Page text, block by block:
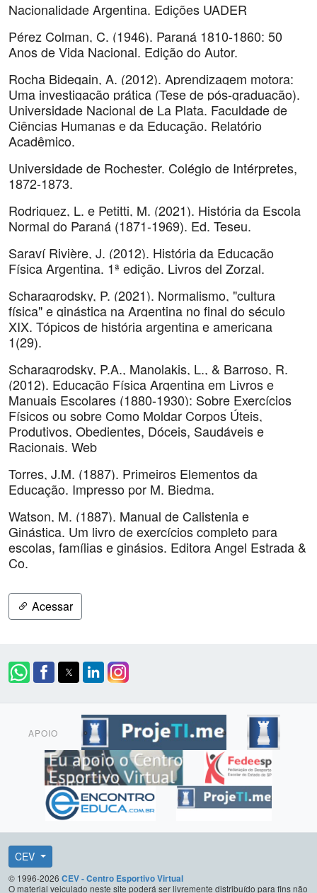
Nacionalidade Argentina. Edições UADER
Pérez Colman, C. (1946). Paraná 1810-1860: 50
Anos de Vida Nacional. Edição do Autor.
Rocha Bidegain, A. (2012). Aprendizagem motora:
Uma investigação prática (Tese de pós-graduação).
Universidade Nacional de La Plata. Faculdade de
Ciências Humanas e da Educação. Relatório
Acadêmico.
Universidade de Rochester. Colégio de Intérpretes,
1872-1873.
Rodriguez, L. e Petitti, M. (2021). História da Escola
Normal do Paraná (1871-1969). Ed. Teseu.
Saraví Rivière, J. (2012). História da Educação
Física Argentina. 1ª edição. Livros del Zorzal.
Scharagrodsky, P. (2021). Normalismo, "cultura
física" e ginástica na Argentina no final do século
XIX. Tópicos de história argentina e americana
1(29).
Scharagrodsky, P.A., Manolakis, L., & Barroso, R.
(2012). Educação Física Argentina em Livros e
Manuais Escolares (1880-1930): Sobre Exercícios
Físicos ou sobre Como Moldar Corpos Úteis,
Produtivos, Obedientes, Dóceis, Saudáveis e
Racionais. Web
Torres, J.M. (1887). Primeiros Elementos da
Educação. Impresso por M. Biedma.
Watson, M. (1887). Manual de Calistenia e
Ginástica. Um livro de exercícios completo para
escolas, famílias e ginásios. Editora Angel Estrada &
Co.
Acessar
APOIO
CEV
© 1996-2026 CEV - Centro Esportivo Virtual
O material veiculado neste site poderá ser livremente distribuído para fins não